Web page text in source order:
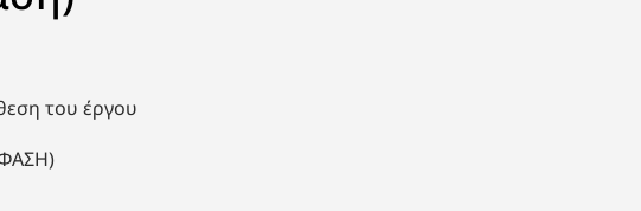
του έργου